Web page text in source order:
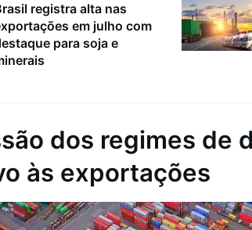
registra alta nas
em julho com
para soja e
dos regimes de
às exportações